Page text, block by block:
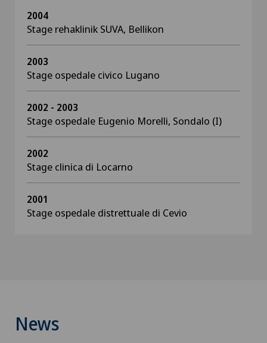
2004
Stage rehaklinik SUVA, Bellikon
2003
Stage ospedale civico Lugano
2002 - 2003
Stage ospedale Eugenio Morelli, Sondalo (I)
2002
Stage clinica di Locarno
2001
Stage ospedale distrettuale di Cevio
News